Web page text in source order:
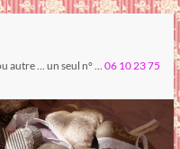
autre ... un seul n° ...06 10 23 75